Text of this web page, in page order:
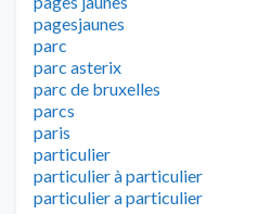
pagesjaunes
parc
parc asterix
parc de bruxelles
parcs
paris
particulier
particulier à particulier
particulier a particulier